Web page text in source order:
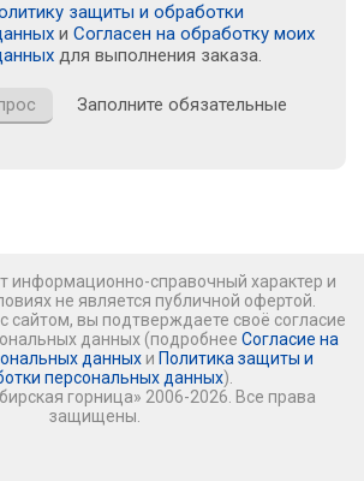
защиты и обработки
и Согласен на обработку моих
для выполнения заказа.
Заполните обязательные
информационно-справочный характер и
не является публичной офертой.
сайтом, вы подтверждаете своё согласие
данных (подробнее Согласие на
данных и Политика защиты и
персональных данных).
горница» 2006-2026. Все права
защищены.